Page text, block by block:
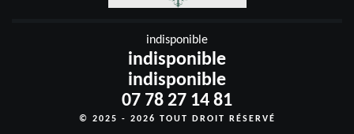
indisponible
indisponible
indisponible
07 78 27 14 81
© 2025 - 2026 TOUT DROIT RÉSERVÉ